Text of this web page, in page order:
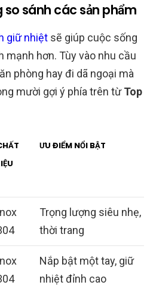
so sánh các sản phẩm
giữ nhiệt sẽ giúp cuộc sống
mạnh hơn. Tùy vào nhu cầu
phòng hay đi dã ngoại mà
mười gợi ý phía trên từTop
ƯU ĐIỂM NỔI BẬT
Trọng lượng siêu nhẹ,
thời trang
Nắp bật một tay, giữ
nhiệt đỉnh cao